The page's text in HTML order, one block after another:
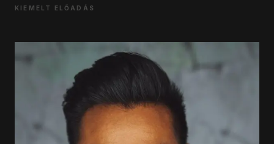
KIEMELT ELŐADÁS